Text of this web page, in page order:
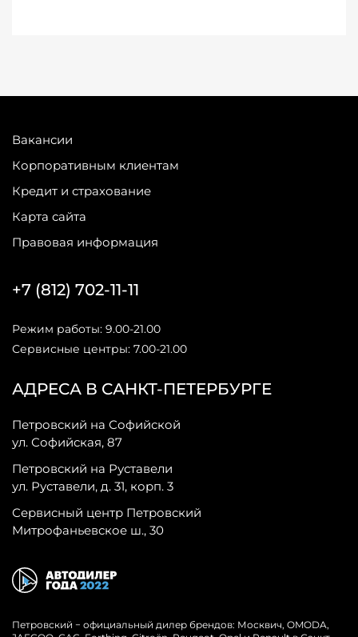
Вакансии
Корпоративным клиентам
Кредит и страхование
Карта сайта
Правовая информация
АДРЕСА В САНКТ-ПЕТЕРБУРГЕ
Петровский на Софийской
ул. Софийская, 87
Петровский на Руставели
ул. Руставели, д. 31, корп. 3
Сервисный центр Петровский
Митрофаньевское ш., 30
+7 (812) 702-11-11
Режим работы: 9.00-21.00
Сервисные центры: 7.00-21.00
Петровский − официальный дилер брендов: Москвич, OMODA,